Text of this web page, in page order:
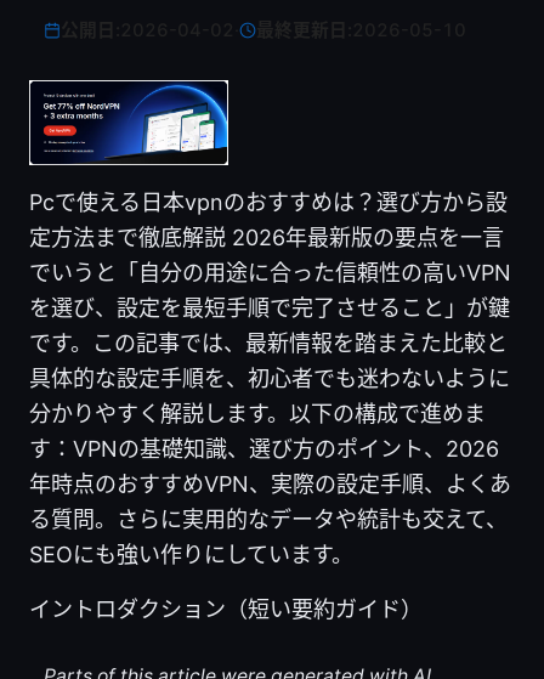
最終更新日:
Pcで使える日本vpnのおすすめは？選び方から設
定方法まで徹底解説 2026年最新版の要点を一言
でいうと「自分の用途に合った信頼性の高いVPN
を選び、設定を最短手順で完了させること」が鍵
です。この記事では、最新情報を踏まえた比較と
具体的な設定手順を、初心者でも迷わないように
分かりやすく解説します。以下の構成で進めま
す：VPNの基礎知識、選び方のポイント、2026
年時点のおすすめVPN、実際の設定手順、よくあ
る質問。さらに実用的なデータや統計も交えて、
SEOにも強い作りにしています。
イントロダクション（短い要約ガイド）